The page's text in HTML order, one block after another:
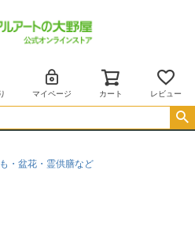
マイページ カート レビュー
・盆花・霊供膳など